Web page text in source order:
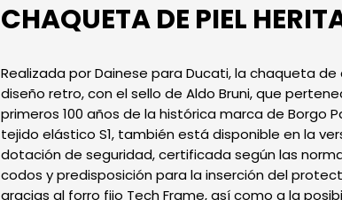
CHAQUETA DE PIEL
Realizada por Dainese para Ducati, la chaqueta
diseño retro, con el sello de Aldo Bruni, que
primeros 100 años de la histórica marca de Borgo
tejido elástico S1, también está disponible en la
dotación de seguridad, certificada según las
codos y predisposición para la inserción del
gracias al forro fijo Tech Frame, así como a la